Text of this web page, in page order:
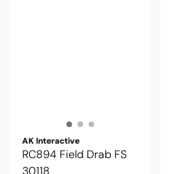
AK Interactive
RC894 Field Drab FS
30118